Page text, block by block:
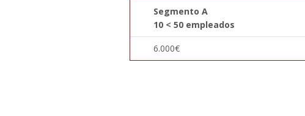
Segmento A
10 < 50 empleados
6.000€